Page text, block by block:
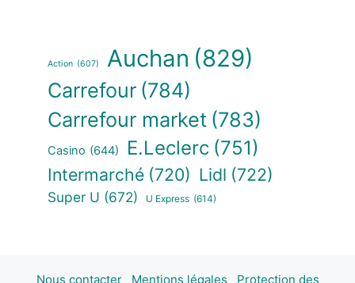
Action (607) Auchan (829)
Carrefour (784)
Carrefour market (783)
Casino (644) E.Leclerc (751)
Intermarché (720) Lidl (722)
Super U (672) U Express (614)
Nous contacter Mentions légales Protection des